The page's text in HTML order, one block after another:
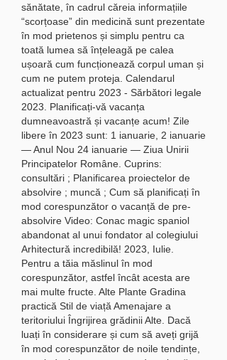
sănătate, în cadrul căreia informațiile
“scorțoase” din medicină sunt prezentate
în mod prietenos și simplu pentru ca
toată lumea să înțeleagă pe calea
ușoară cum funcționează corpul uman și
cum ne putem proteja. Calendarul
actualizat pentru 2023 - Sărbători legale
2023. Planificați-vă vacanța
dumneavoastră și vacanțe acum! Zile
libere în 2023 sunt: 1 ianuarie, 2 ianuarie
— Anul Nou 24 ianuarie — Ziua Unirii
Principatelor Române. Cuprins:
consultări ; Planificarea proiectelor de
absolvire ; muncă ; Cum să planificați în
mod corespunzător o vacanță de pre-
absolvire Video: Conac magic spaniol
abandonat al unui fondator al colegiului
Arhitectură incredibilă! 2023, Iulie.
Pentru a tăia măslinul în mod
corespunzător, astfel încât acesta are
mai multe fructe. Alte Plante Gradina
practică Stil de viață Amenajare a
teritoriului Îngrijirea grădinii Alte. Dacă
luați în considerare și cum să aveți grijă
în mod corespunzător de noile tendințe,